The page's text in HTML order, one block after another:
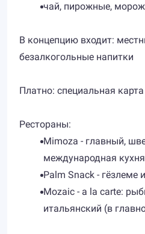
чай, пирожные,
В концепцию входит:
безалкогольные напитки
Платно: специальная
Рестораны:
​Mimoza - главный,
международная
Palm Snack - гёзлеме
Mozaic - a la carte:
итальянский (в